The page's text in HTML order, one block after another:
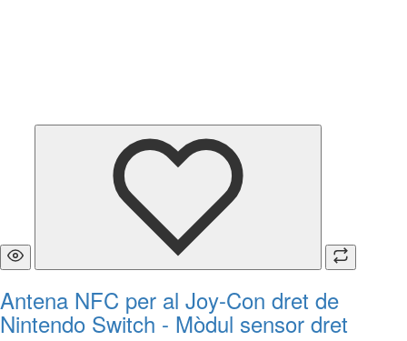
Antena NFC per al Joy-Con dret de
Nintendo Switch - Mòdul sensor dret